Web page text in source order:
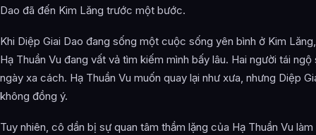
Dao đã đến Kim Lăng trước một bước.
Khi Diệp Giai Dao đang sống một cuộc sống yên bình ở Kim
Hạ Thuần Vu đang vất vả tìm kiếm mình bấy lâu. Hai người tái ngộ
ngày xa cách. Hạ Thuần Vu muốn quay lại như xưa, nhưng Diệp
không đồng ý.
Tuy nhiên, cô dần bị sự quan tâm thầm lặng của Hạ Thuần Vu